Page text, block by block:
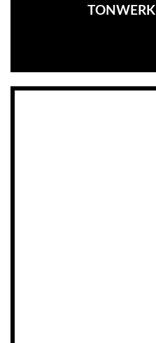
TONWERK